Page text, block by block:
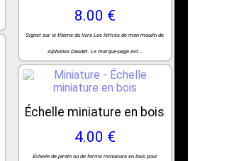
8.00 €
Signet sur le thème du livre Les lettres de mon moulin de
Alphonse Daudet. Le marque-page est...
Échelle miniature en bois
4.00 €
Échelle de jardin ou de ferme miniature en bois pour